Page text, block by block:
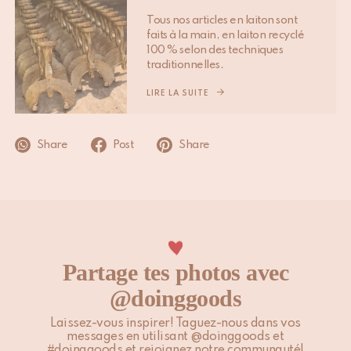
peuvent influencer les délais mentionnés ci-dessus.
Veuillez noter que les clients situés en dehors de l’UE sont
responsables des droits de douane, taxes locales et éventuels
frais supplémentaires.
Expédition & Livraison
Tous nos articles en laiton sont
faits à la main, en laiton recyclé
100 % selon des techniques
traditionnelles.
LIRE LA SUITE
Share Post Share
Partage tes photos avec
@doinggoods
Laissez-vous inspirer! Taguez-nous dans vos
messages en utilisant @doinggoods et